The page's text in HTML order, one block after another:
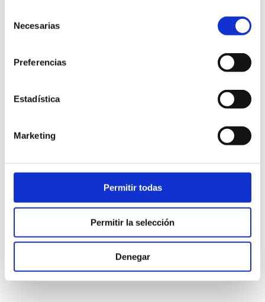
Necesarias
Preferencias
Estadística
Marketing
Permitir todas
Permitir la selección
Denegar
Sinfonier con 4 cajones de 60cm. Detalle rayas
asimétricas en cajón.
1.099,00€
VER PRODUCTO